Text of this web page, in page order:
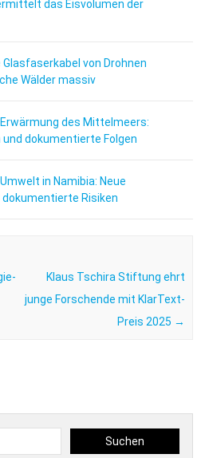
das Eisvolumen der
von Drohnen
Wälder massiv
des Mittelmeers:
und dokumentierte Folgen
in Namibia: Neue
Risiken
Klaus Tschira Stiftung ehrt
junge Forschende mit KlarText-
Preis 2025 →
Suchen